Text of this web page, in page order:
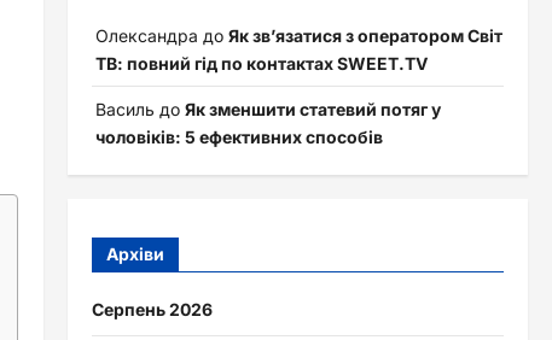
Олександра до Як зв’язатися з оператором Світ
ТВ: повний гід по контактах SWEET.TV
Василь до Як зменшити статевий потяг у
чоловіків: 5 ефективних способів
Архіви
Серпень 2026